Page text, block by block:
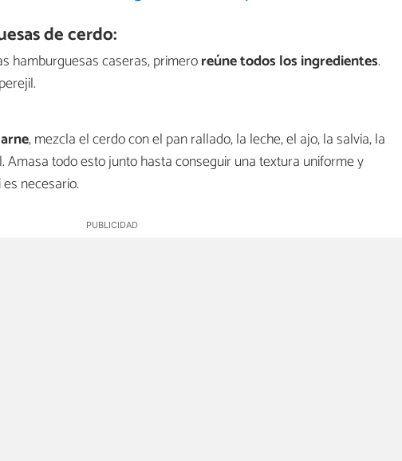
de cerdo:
hamburguesas caseras, primeroreúne todos los ingredientes.
, mezcla el cerdo con el pan rallado, la leche, el ajo, la salvia, la
Amasa todo esto junto hasta conseguir una textura uniforme y
necesario.